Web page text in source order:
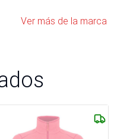
Ver más de la marca